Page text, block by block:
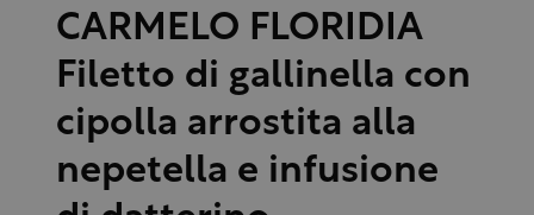
CARMELO FLORIDIA
Filetto di gallinella con
cipolla arrostita alla
nepetella e infusione